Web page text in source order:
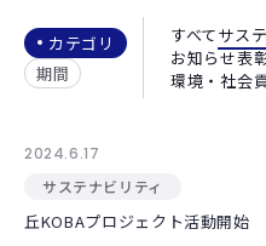
カテゴリ
期間
すべてサス
お知らせ表
環境・社会
2024.6.17
サステナビリティ
丘KOBAプロジェクト活動開始